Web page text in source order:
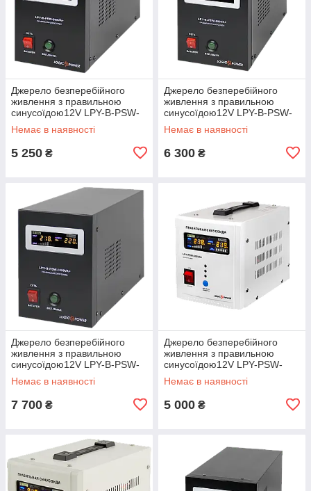
Джерело безперебійного
живлення з правильною
синусоїдою12V LPY-B-PSW-
500VA+ (350Вт) 5A/10A
Немає в наявності
5 250 ₴
Джерело безперебійного
живлення з правильною
синусоїдою12V LPY-B-PSW-
800VA+(560Вт) 5A/15A
Немає в наявності
6 300 ₴
Джерело безперебійного
живлення з правильною
синусоїдою12V LPY-B-PSW-
1000VA+(700Вт) 10A/20A
Немає в наявності
7 700 ₴
Джерело безперебійного
живлення з правильною
синусоїдою12V LPY-PSW-
500VA+ (350Вт) 5A/10A
Немає в наявності
5 000 ₴